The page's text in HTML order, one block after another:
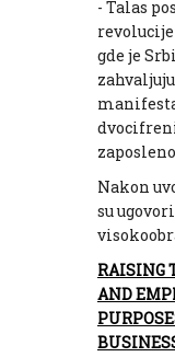
- Talas
gde je
Nakon
su
RAISING
AND